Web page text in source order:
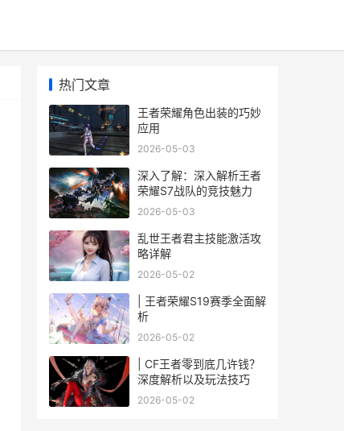
热门文章
王者荣耀角色出装的巧妙
应用
2026-05-03
深入了解：深入解析王者
荣耀S7战队的竞技魅力
2026-05-03
乱世王者君主技能激活攻
略详解
2026-05-02
| 王者荣耀S19赛季全面解
析
2026-05-02
| CF王者零到底几许钱？
深度解析以及玩法技巧
2026-05-02